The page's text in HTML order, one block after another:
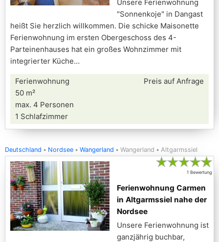
Unsere Ferienwohnung
"Sonnenkoje" in Dangast
heißt Sie herzlich willkommen. Die schicke Maisonette
Ferienwohnung im ersten Obergeschoss des 4-
Parteinenhauses hat ein großes Wohnzimmer mit
integrierter Küche
Ferienwohnung
50 m²
max. 4 Personen
1 Schlafzimmer
Preis auf Anfrage
Deutschland Nordsee Wangerland Wangerland Altgarmssiel
★★★★★
1 Bewertung
Ferienwohnung Carmen
in Altgarmssiel nahe der
Nordsee
Unsere Ferienwohnung ist
ganzjährig buchbar,